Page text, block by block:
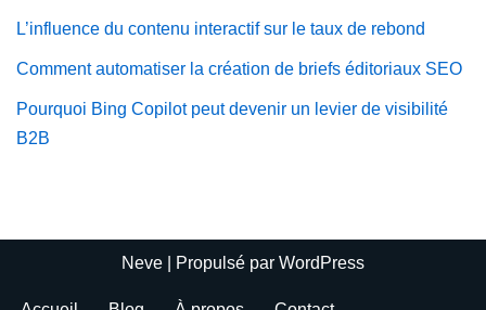
L’influence du contenu interactif sur le taux de rebond
Comment automatiser la création de briefs éditoriaux SEO
Pourquoi Bing Copilot peut devenir un levier de visibilité
B2B
Neve | Propulsé par WordPress